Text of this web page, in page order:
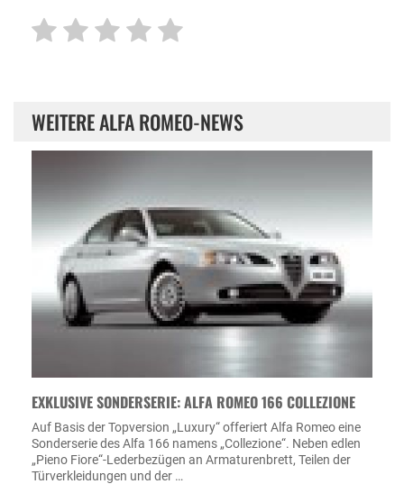
WEITERE ALFA ROMEO-NEWS
EXKLUSIVE SONDERSERIE: ALFA ROMEO 166 COLLEZIONE
Auf Basis der Topversion „Luxury“ offeriert Alfa Romeo eine
Sonderserie des Alfa 166 namens „Collezione“. Neben edlen
„Pieno Fiore“-Lederbezügen an Armaturenbrett, Teilen der
Türverkleidungen und der …